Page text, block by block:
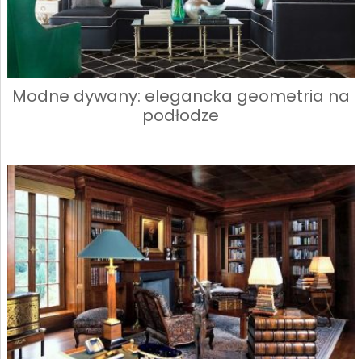
Modne dywany: elegancka geometria na
podłodze